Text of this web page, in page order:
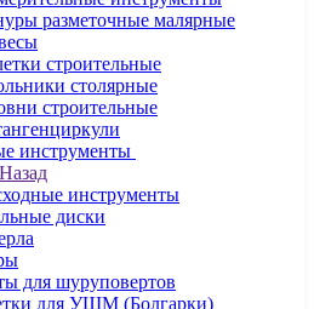
разметочные малярные
строительные
столярные
строительные
инструменты
Назад
инструменты
диски
для шуруповертов
для УШМ (Болгарки)